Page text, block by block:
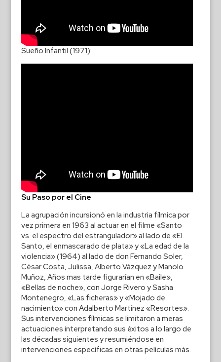
Sueño Infantil (1971):
Su Paso por el Cine
La agrupación incursionó en la industria fílmica por
vez primera en 1963 al actuar en el filme «Santo
vs. el espectro del estrangulador» al lado de «El
Santo, el enmascarado de plata» y «La edad de la
violencia» (1964) al lado de don Fernando Soler,
César Costa, Julissa, Alberto Vázquez y Manolo
Muñoz, Años mas tarde figurarían en «Baile»,
«Bellas de noche», con Jorge Rivero y Sasha
Montenegro, «Las ficheras» y «Mojado de
nacimiento» con Adalberto Martínez «Resortes».
Sus intervenciones fílmicas se limitaron a meras
actuaciones interpretando sus éxitos a lo largo de
las décadas siguientes y resumiéndose en
intervenciones específicas en otras películas más.